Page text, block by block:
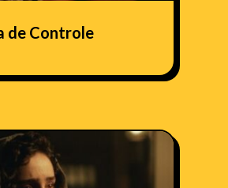
de Controle